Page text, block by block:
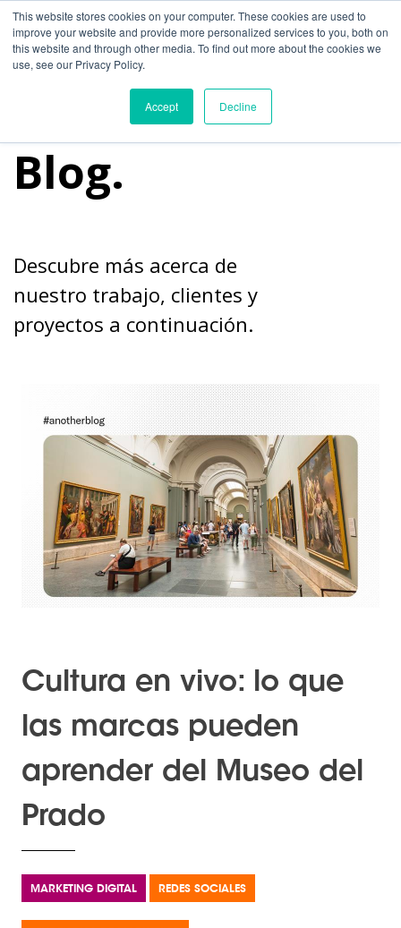
This website stores cookies on your computer. These cookies are used to
improve your website and provide more personalized services to you, both on
this website and through other media. To find out more about the cookies we
use, see our Privacy Policy.
Accept Decline
Blog.
Descubre más acerca de
nuestro trabajo, clientes y
proyectos a continuación.
Cultura en vivo: lo que
las marcas pueden
aprender del Museo del
Prado
MARKETING DIGITAL REDES SOCIALES